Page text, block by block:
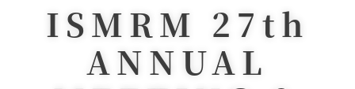
ISMRM 27th
ANNUAL